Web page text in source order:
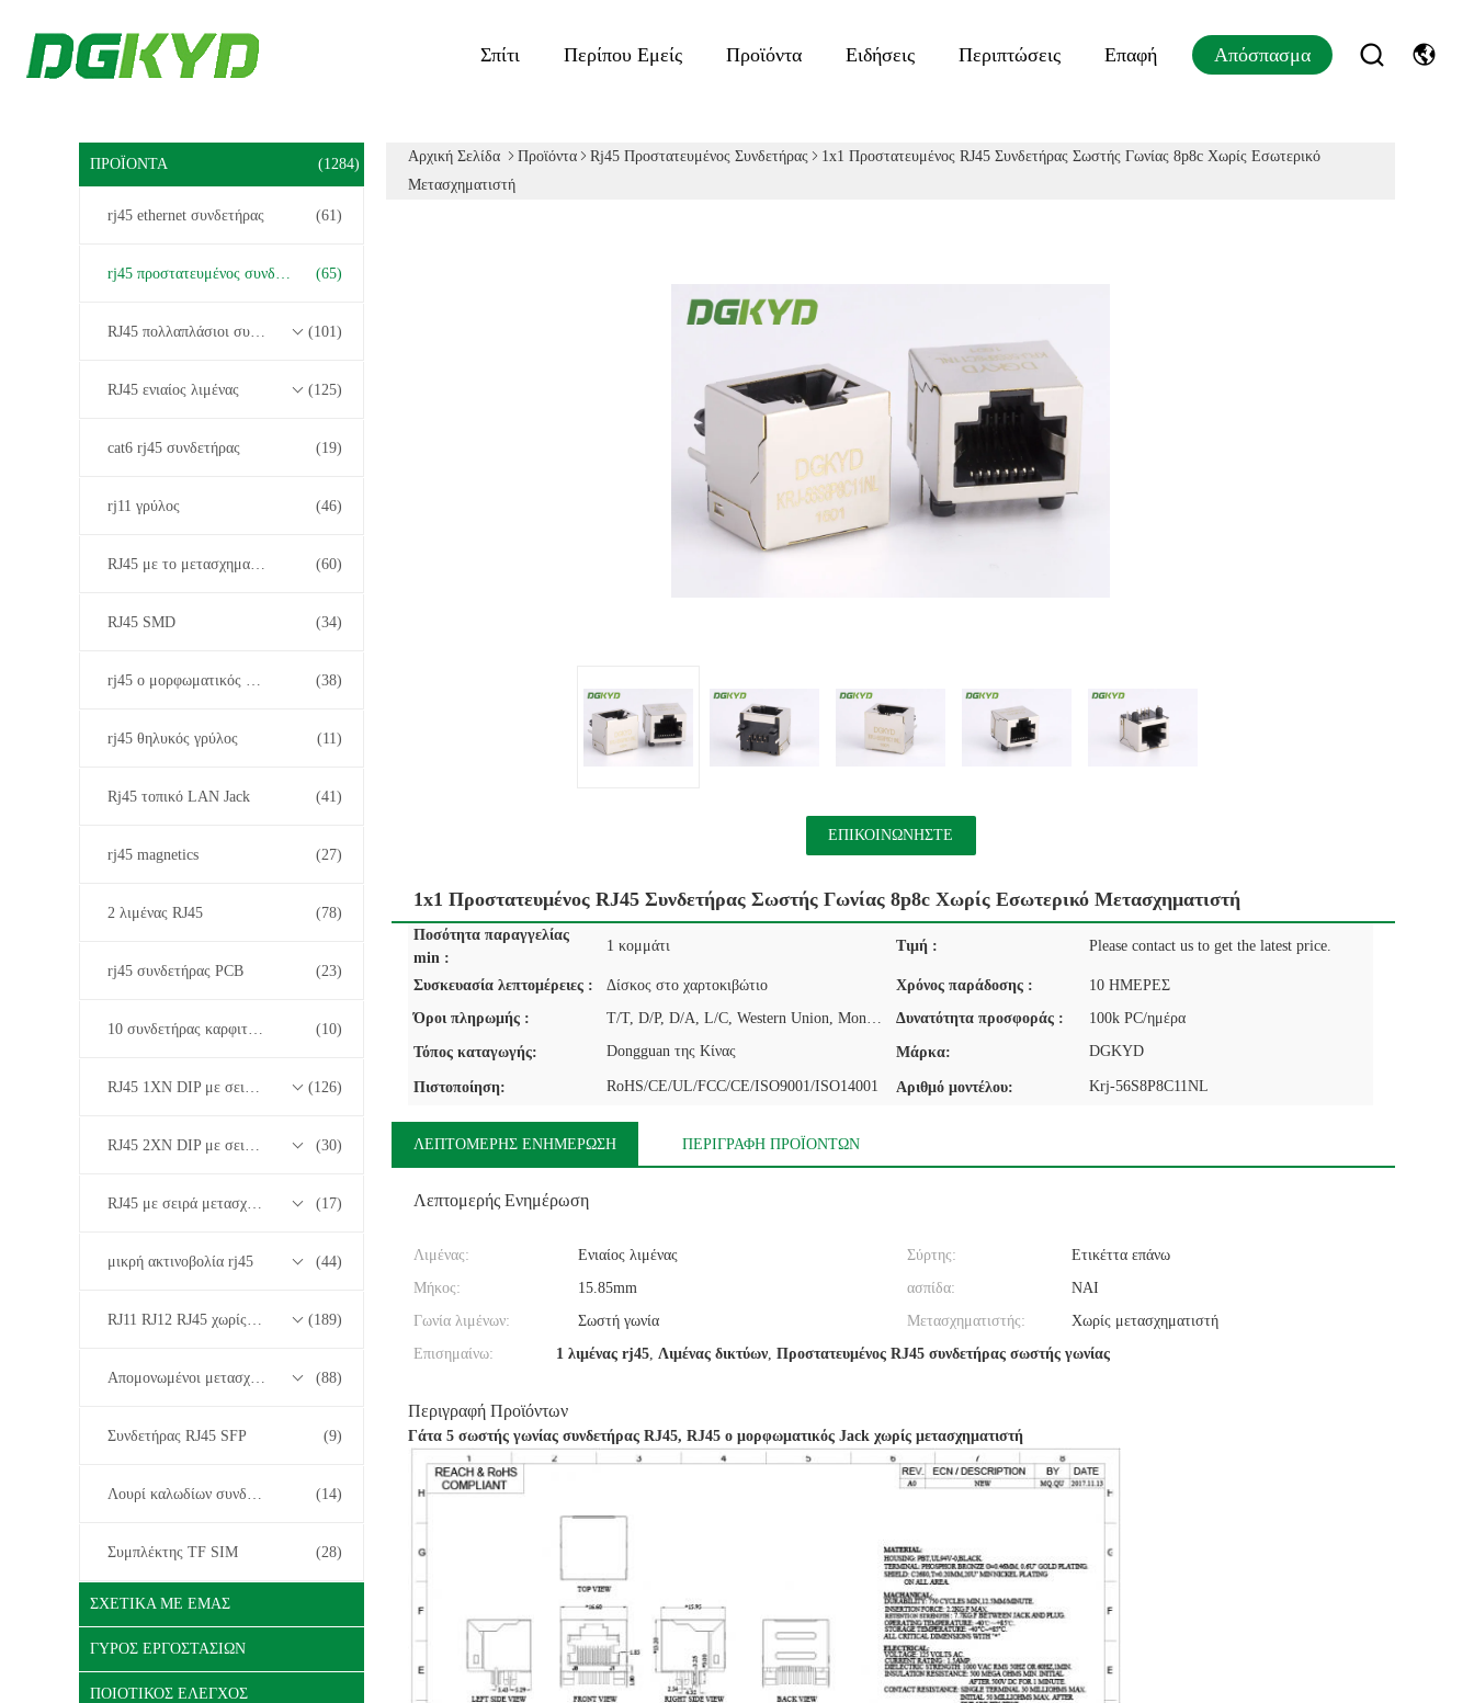
Σπίτι Περίπου Εμείς Προϊόντα Ειδήσεις Περιπτώσεις Επαφή Απόσπασμα
ΠΡΟΪΌΝΤΑ (1284)
rj45 ethernet συνδετήρας (61)
rj45 προστατευμένος συνδετήρας (65)
RJ45 πολλαπλάσιοι συνδετήρες λιμένων (101)
RJ45 ενιαίος λιμένας (125)
cat6 rj45 συνδετήρας (19)
rj11 γρύλος (46)
RJ45 με το μετασχηματιστή (60)
RJ45 SMD (34)
rj45 ο μορφωματικός Jack (38)
rj45 θηλυκός γρύλος (11)
Rj45 τοπικό LAN Jack (41)
rj45 magnetics (27)
2 λιμένας RJ45 (78)
rj45 συνδετήρας PCB (23)
10 συνδετήρας καρφιτσών RJ45 (10)
RJ45 1XN DIP με σειρά μετασχηματιστών βάσης-T 10/100/1000M (126)
RJ45 2XN DIP με σειρά μετασχηματιστών βάσης-T 10/100/1000M (30)
RJ45 με σειρά μετασχηματιστών 2.5G/5G/10G Base-T (17)
μικρή ακτινοβολία rj45 (44)
RJ11 RJ12 RJ45 χωρίς σειρά μετασχηματιστών (189)
Απομονωμένοι μετασχηματιστές (88)
Συνδετήρας RJ45 SFP (9)
Λουρί καλωδίων συνδετήρων (14)
Συμπλέκτης TF SIM (28)
ΣΧΕΤΙΚΆ ΜΕ ΕΜΆΣ
ΓΎΡΟΣ ΕΡΓΟΣΤΑΣΊΩΝ
ΠΟΙΟΤΙΚΌΣ ΈΛΕΓΧΟΣ
Αρχική Σελίδα Προϊόντα Rj45 Προστατευμένος Συνδετήρας
1x1 Προστατευμένος RJ45 Συνδετήρας Σωστής Γωνίας 8p8c Χωρίς Εσωτερικό
Μετασχηματιστή
ΕΠΙΚΟΙΝΩΝΉΣΤΕ
1x1 Προστατευμένος RJ45 Συνδετήρας Σωστής Γωνίας 8p8c Χωρίς Εσωτερικό Μετασχηματιστή
Ποσότητα παραγγελίας
min :
1 κομμάτι Τιμή : Please contact us to get the latest price.
Συσκευασία λεπτομέρειες : Δίσκος στο χαρτοκιβώτιο Χρόνος παράδοσης :
10 ΗΜΕΡΕΣ
Όροι πληρωμής :
T/T, D/P, D/A, L/C, Western Union, MoneyGram Δυνατότητα προσφοράς : 100k PC/ημέρα
Τόπος καταγωγής: Dongguan της Κίνας Μάρκα: DGKYD
Πιστοποίηση: RoHS/CE/UL/FCC/CE/ISO9001/ISO14001 Αριθμό μοντέλου: Krj-56S8P8C11NL
ΛΕΠΤΟΜΕΡΉΣ ΕΝΗΜΈΡΩΣΗ ΠΕΡΙΓΡΑΦΉ ΠΡΟΪΌΝΤΩΝ
Λεπτομερής Ενημέρωση
Λιμένας: Ενιαίος λιμένας Σύρτης:
Ετικέττα επάνω
Μήκος:
15.85mm ασπίδα:
ΝΑΙ
Γωνία λιμένων:
Σωστή γωνία Μετασχηματιστής:
Χωρίς μετασχηματιστή
Επισημαίνω:
1 λιμένας rj45, Λιμένας δικτύων, Προστατευμένος RJ45 συνδετήρας σωστής γωνίας
Περιγραφή Προϊόντων
Γάτα 5 σωστής γωνίας συνδετήρας RJ45, RJ45 ο μορφωματικός Jack χωρίς μετασχηματιστή